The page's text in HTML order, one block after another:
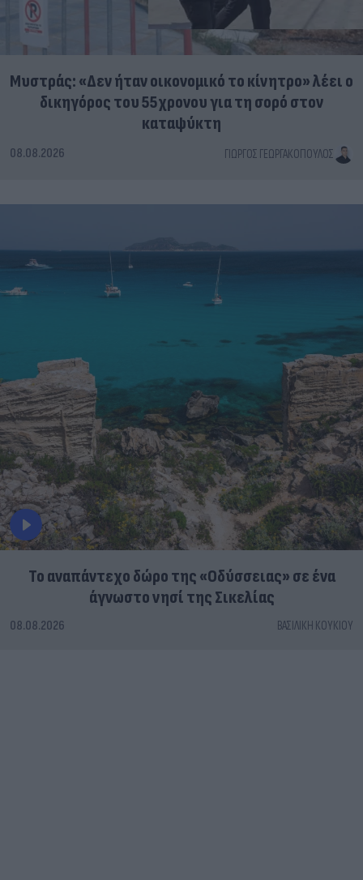
Μυστράς: «Δεν ήταν οικονομικό το κίνητρο» λέει ο
δικηγόρος του 55χρονου για τη σορό στον
καταψύκτη
08.08.2026 ΓΙΏΡΓΟΣ ΓΕΩΡΓΑΚΌΠΟΥΛΟΣ
To αναπάντεχο δώρο της «Οδύσσειας» σε ένα
άγνωστο νησί της Σικελίας
08.08.2026 ΒΑΣΙΛΙΚΉ ΚΟΥΚΊΟΥ